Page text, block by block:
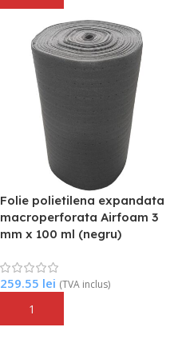
Folie polietilena expandata
macroperforata Airfoam 3
mm x 100 ml (negru)
259.55 lei (TVA inclus)
Adaugă În Coș